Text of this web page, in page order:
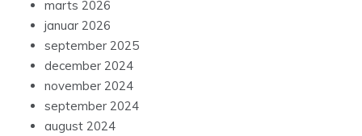
marts 2026
januar 2026
september 2025
december 2024
november 2024
september 2024
august 2024